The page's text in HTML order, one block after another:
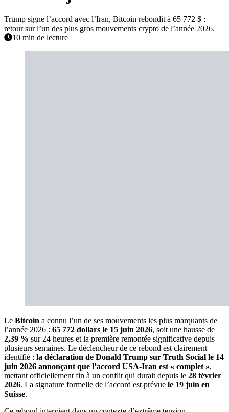
Trump signe l’accord avec l’Iran, Bitcoin rebondit à 65 772 $ :
retour sur l’un des plus gros mouvements crypto de l’année 2026.
10 min de lecture
Le Bitcoin a connu l’un de ses mouvements les plus marquants de
l’année 2026 : 65 772 dollars le 15 juin 2026, soit une hausse de
2,39 % sur 24 heures et la première remontée significative depuis
plusieurs semaines. Le déclencheur de ce rebond est clairement
identifié : la déclaration de Donald Trump sur Truth Social le 14
juin 2026 annonçant que l’accord USA-Iran est « complet »,
mettant officiellement fin à un conflit qui durait depuis le 28 février
2026. La signature formelle de l’accord est prévue le 19 juin en
Suisse.